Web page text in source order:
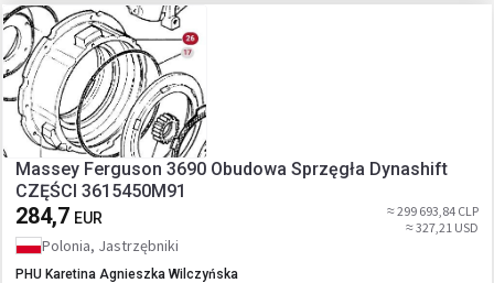
Massey Ferguson 3690 Obudowa Sprzęgła Dynashift
CZĘŚCI 3615450M91
284,7 EUR
≈ 299 693,84 CLP
≈ 327,21 USD
Polonia, Jastrzębniki
PHU Karetina Agnieszka Wilczyńska